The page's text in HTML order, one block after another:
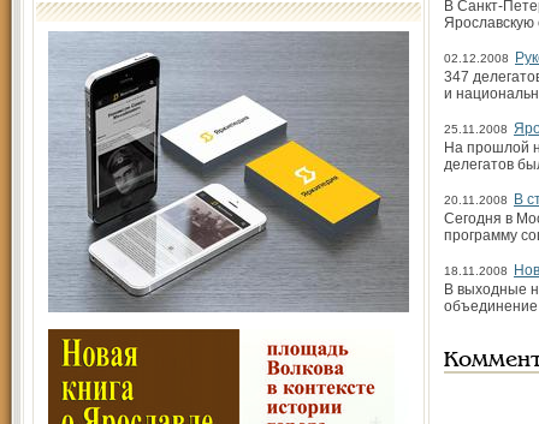
В Санкт-
Ярославскую
02.12.2008
347
и
25.11.2008
На прошлой
делегатов
20.11.2008
В
Сегодня в
программу
18.11.2008
В выходные
объединение